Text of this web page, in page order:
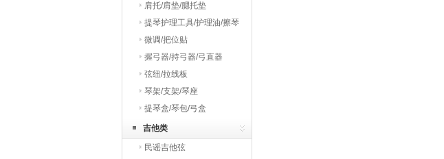
肩托/肩垫/腮托垫
提琴护理工具/护理油/擦琴
布微调/把位贴
握弓器/持弓器/弓直器
弦纽/拉线板
琴架/支架/琴座
提琴盒/琴包/弓盒
吉他类
民谣吉他弦